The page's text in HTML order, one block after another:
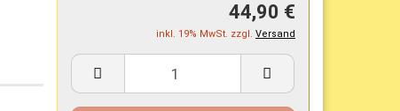
44,90 €
inkl. 19% MwSt. zzgl. Versand